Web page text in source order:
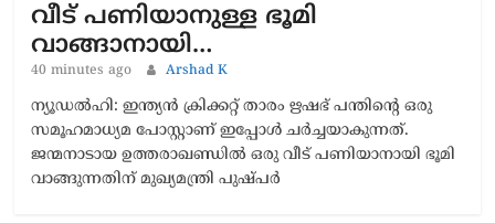
വീട് പണിയാനുള്ള ഭൂമി
വാങ്ങാനായി…
40 minutes ago Arshad K
ന്യൂഡൽഹി: ഇന്ത്യൻ ക്രിക്കറ്റ് താരം ഋഷഭ് പന്തിന്‍റെ ഒരു
സമൂഹമാധ്യമ പോസ്റ്റാണ് ഇപ്പോൾ ചർച്ചയാകുന്നത്.
ജന്മനാടായ ഉത്തരാഖണ്ഡിൽ ഒരു വീട് പണിയാനായി ഭൂമി
വാങ്ങുന്നതിന് മുഖ്യമന്ത്രി പുഷ്പർ